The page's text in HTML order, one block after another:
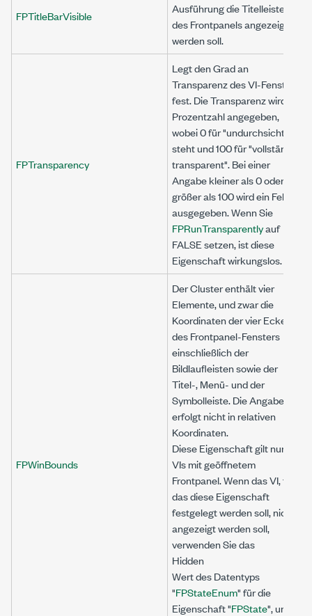
FPTitleBarVisible
Ausführung die Titelleiste
des Frontpanels angezeigt
werden soll.
FPTransparency
Legt den Grad an
Transparenz des VI-Fensters
fest. Die Transparenz wird als
Prozentzahl angegeben,
wobei 0 für "undurchsichtig"
steht und 100 für "vollständig
transparent". Bei einer
Angabe kleiner als 0 oder
größer als 100 wird ein Fehler
ausgegeben. Wenn Sie
FPRunTransparentlyauf
FALSE setzen, ist diese
Eigenschaft wirkungslos.
FPWinBounds
Der Cluster enthält vier
Elemente, und zwar die
Koordinaten der vier Ecken
des Frontpanel-Fensters
einschließlich der
Bildlaufleisten sowie der
Titel-, Menü- und der
Symbolleiste. Die Angabe
erfolgt nicht in relativen
Koordinaten.
Diese Eigenschaft gilt nur für
VIs mit geöffnetem
Frontpanel. Wenn das VI, für
das diese Eigenschaft
festgelegt werden soll, nicht
angezeigt werden soll,
verwenden Sie das
Hidden
Wert des Datentyps
"FPStateEnum" für die
Eigenschaft "FPState", um